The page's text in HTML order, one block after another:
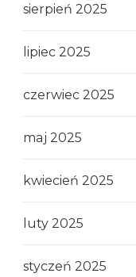
sierpień 2025
lipiec 2025
czerwiec 2025
maj 2025
kwiecień 2025
luty 2025
styczeń 2025